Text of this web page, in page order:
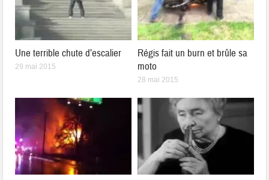
Une terrible chute d’escalier
29 mai 2015
Régis fait un burn et brûle sa
moto
28 mai 2015